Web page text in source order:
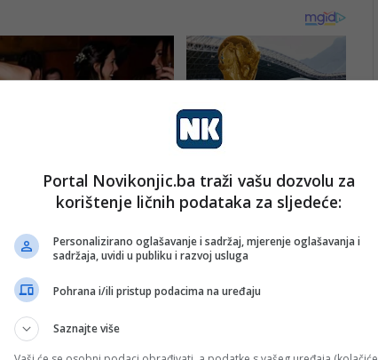
Portal Novikonjic.ba traži vašu dozvolu za
korištenje ličnih podataka za sljedeće:
Personalizirano oglašavanje i sadržaj, mjerenje oglašavanja i
sadržaja, uvidi u publiku i razvoj usluga
Pohrana i/ili pristup podacima na uređaju
Saznajte više